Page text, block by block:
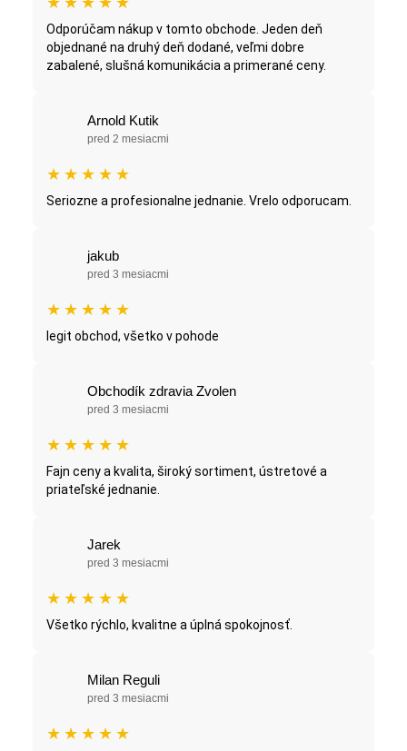
Odporúčam nákup v tomto obchode. Jeden deň
objednané na druhý deň dodané, veľmi dobre
zabalené, slušná komunikácia a primerané ceny.
Arnold Kutik
pred 2 mesiacmi
★ ★ ★ ★ ★
Seriozne a profesionalne jednanie. Vrelo odporucam.
jakub
pred 3 mesiacmi
★ ★ ★ ★ ★
legit obchod, všetko v pohode
Obchodík zdravia Zvolen
pred 3 mesiacmi
★ ★ ★ ★ ★
Fajn ceny a kvalita, široký sortiment, ústretové a
priateľské jednanie.
Jarek
pred 3 mesiacmi
★ ★ ★ ★ ★
Všetko rýchlo, kvalitne a úplná spokojnosť.
Milan Reguli
pred 3 mesiacmi
★ ★ ★ ★ ★